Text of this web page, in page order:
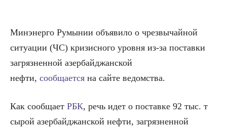
Минэнерго Румынии объявило о чрезвычайной
ситуации (ЧС) кризисного уровня из-за поставки
загрязненной азербайджанской
нефти, сообщается на сайте ведомства.
Как сообщает РБК, речь идет о поставке 92 тыс. т
сырой азербайджанской нефти, загрязненной